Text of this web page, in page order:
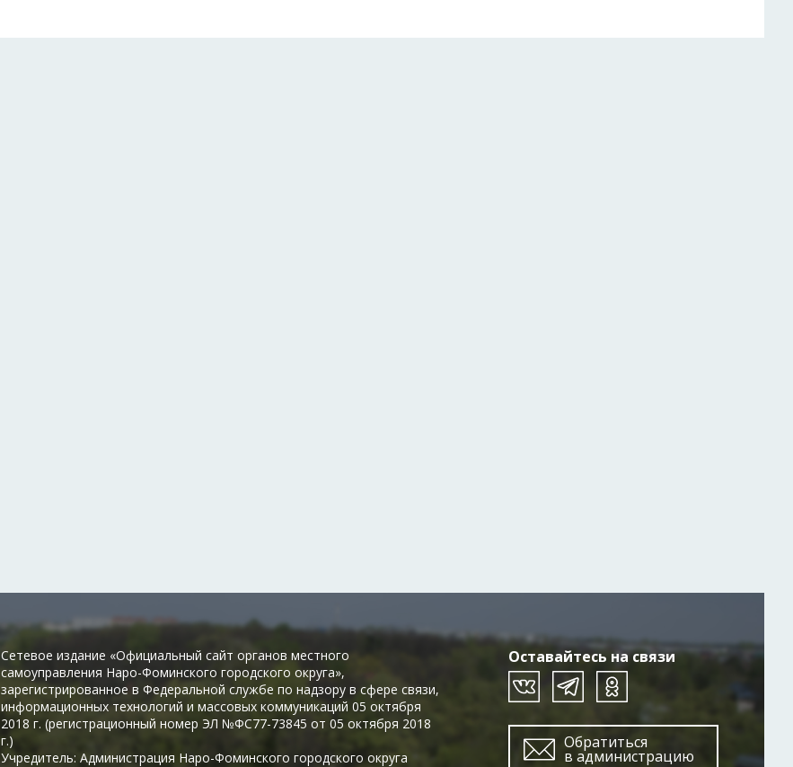
Оставайтесь на связи
Обратиться
в администрацию
Сетевое издание «Официальный сайт органов местного
самоуправления Наро-Фоминского городского округа»,
зарегистрированное в Федеральной службе по надзору в сфере связи,
информационных технологий и массовых коммуникаций 05 октября
2018 г. (регистрационный номер ЭЛ №ФС77-73845 от 05 октября 2018
г.)
Учредитель: Администрация Наро-Фоминского городского округа